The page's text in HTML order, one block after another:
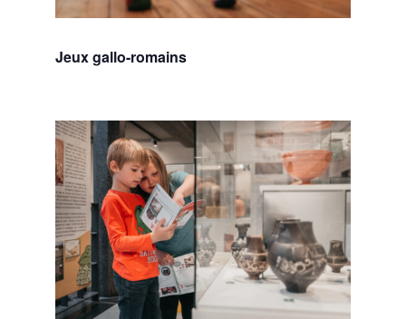
Jeux gallo-romains